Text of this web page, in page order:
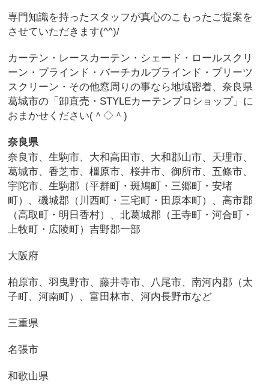
専門知識を持ったスタッフが真心のこもったご提案を
させていただきます(^^)/
カーテン・レースカーテン・シェード・ロールスクリ
ーン・ブラインド・バーチカルブラインド・プリーツ
スクリーン・その他窓周りの事なら地域密着、奈良県
葛城市の「卸直売・STYLEカーテンプロショップ」に
おまかせください(＾◇＾)
奈良県
奈良市、生駒市、大和高田市、大和郡山市、天理市、
葛城市、香芝市、橿原市、桜井市、御所市、五條市、
宇陀市、生駒郡（平群町・斑鳩町・三郷町・安堵
町）、磯城郡（川西町・三宅町・田原本町）、高市郡
（高取町・明日香村）、北葛城郡（王寺町・河合町・
上牧町・広陵町）吉野郡一部
大阪府
柏原市、羽曳野市、藤井寺市、八尾市、南河内郡（太
子町、河南町）、富田林市、河内長野市など
三重県
名張市
和歌山県